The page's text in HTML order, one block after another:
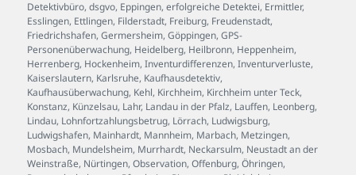
Detektivbüro,dsgvo, Eppingen,erfolgreiche Detektei, Ermittler,
Esslingen, Ettlingen, Filderstadt, Freiburg, Freudenstadt,
Friedrichshafen,Germersheim,Göppingen,GPS-
Personenüberwachung, Heidelberg, Heilbronn, Heppenheim,
Herrenberg, Hockenheim,Inventurdifferenzen,Inventurverluste,
Kaiserslautern, Karlsruhe, Kaufhausdetektiv,
Kaufhausüberwachung, Kehl, Kirchheim, Kirchheim unter Teck,
Konstanz, Künzelsau, Lahr, Landau in der Pfalz, Lauffen, Leonberg,
Lindau, Lohnfortzahlungsbetrug, Lörrach, Ludwigsburg,
Ludwigshafen, Mainhardt, Mannheim, Marbach, Metzingen,
Mosbach, Mundelsheim, Murrhardt, Neckarsulm, Neustadt an der
Weinstraße, Nürtingen,Observation,Offenburg,Öhringen,